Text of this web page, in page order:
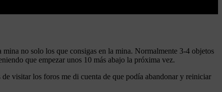
no solo los que consigas en la mina. Normalmente 3-4 objetos
que empezar unos 10 más abajo la próxima vez.
visitar los foros me di cuenta de que podía abandonar y reiniciar